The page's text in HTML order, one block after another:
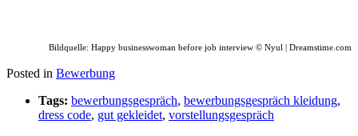
Bildquelle: Happy businesswoman before job interview © Nyul | Dreamstime.com
Posted in Bewerbung
Tags: bewerbungsgespräch, bewerbungsgespräch kleidung,
dress code, gut gekleidet, vorstellungsgespräch